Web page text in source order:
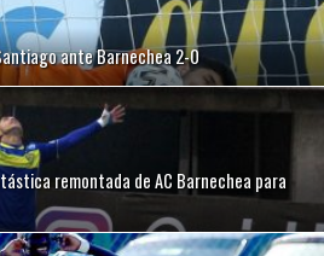
ante Barnechea 2-0
remontada de AC Barnechea para